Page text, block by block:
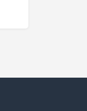
26.14296